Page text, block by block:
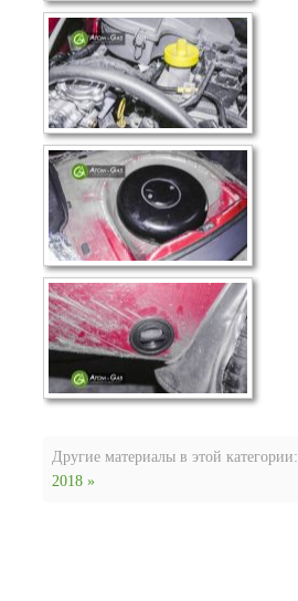
Другие материалы в этой категории:
2018 »